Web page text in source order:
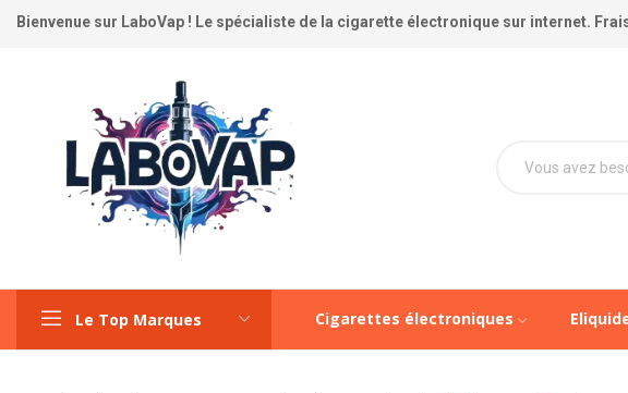
Bienvenue sur LaboVap ! Le spécialiste de la cigarette électronique sur internet.
Le Top Marques Cigarettes électroniques